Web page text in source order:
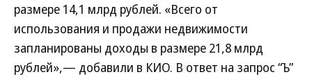
размере 14,1 млрд рублей. «Всего от
использования и продажи недвижимости
запланированы доходы в размере 21,8 млрд
рублей»,— добавили в КИО. В ответ на запрос “Ъ”